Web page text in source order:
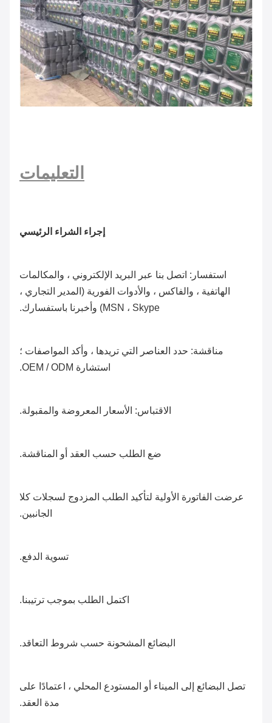
التعليمات
إجراء الشراء الرئيسي
استفسار: اتصل بنا عبر البريد الإلكتروني ، والمكالمات
الهاتفية ، والفاكس ، والأدوات الفورية (المدير التجاري ،
MSN ، Skype) وأخبرنا باستفسارك.
مناقشة: حدد العناصر التي تريدها ، وأكد المواصفات ؛
استشارة OEM / ODM.
الاقتباس: الأسعار المعروضة والمقبولة.
ضع الطلب حسب العقد أو المناقشة.
عرضت الفاتورة الأولية لتأكيد الطلب المزدوج لسجلات كلا
الجانبين.
تسوية الدفع.
اكتمل الطلب بموجب ترتيبنا.
البضائع المشحونة حسب شروط التعاقد.
تصل البضائع إلى الميناء أو المستودع المحلي ، اعتمادًا على
مدة العقد.